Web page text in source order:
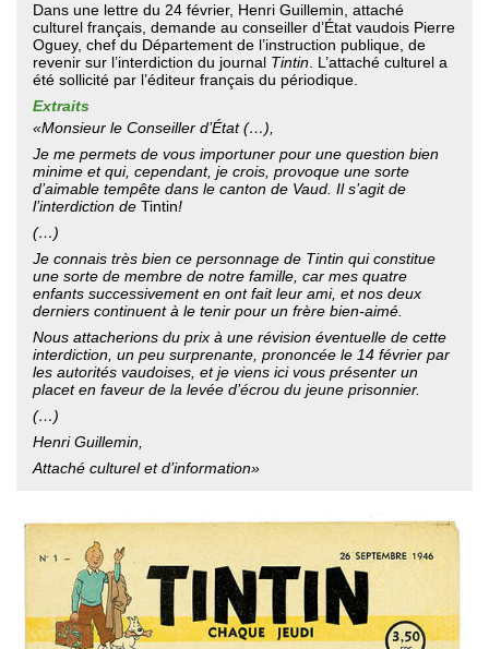
Dans une lettre du 24 février, Henri Guillemin, attaché
culturel français, demande au conseiller d’État vaudois Pierre
Oguey, chef du Département de l’instruction publique, de
revenir sur l’interdiction du journal Tintin. L’attaché culturel a
été sollicité par l’éditeur français du périodique.
Extraits
«Monsieur le Conseiller d’État (…),
Je me permets de vous importuner pour une question bien
minime et qui, cependant, je crois, provoque une sorte
d’aimable tempête dans le canton de Vaud. Il s’agit de
l’interdiction de Tintin!
(…)
Je connais très bien ce personnage de Tintin qui constitue
une sorte de membre de notre famille, car mes quatre
enfants successivement en ont fait leur ami, et nos deux
derniers continuent à le tenir pour un frère bien-aimé.
Nous attacherions du prix à une révision éventuelle de cette
interdiction, un peu surprenante, prononcée le 14 février par
les autorités vaudoises, et je viens ici vous présenter un
placet en faveur de la levée d’écrou du jeune prisonnier.
(…)
Henri Guillemin,
Attaché culturel et d’information»